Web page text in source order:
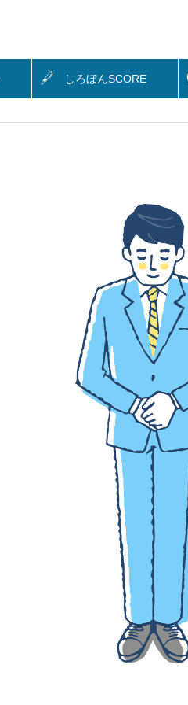
しろぼんSCORE